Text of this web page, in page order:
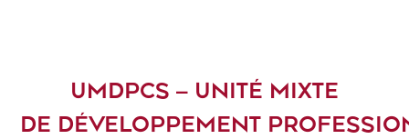
UMDPCS – UNITÉ MIXTE
DE DÉVELOPPEMENT